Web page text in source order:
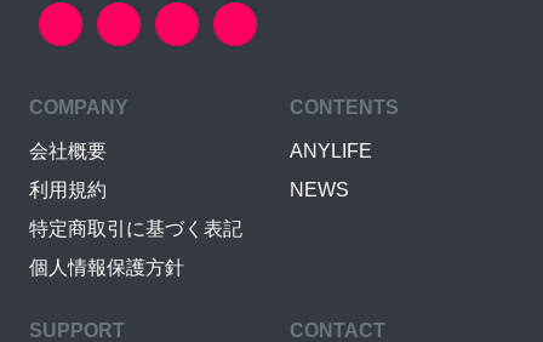
COMPANY
会社概要
利用規約
特定商取引に基づく表記
個人情報保護方針
CONTENTS
ANYLIFE
NEWS
SUPPORT CONTACT